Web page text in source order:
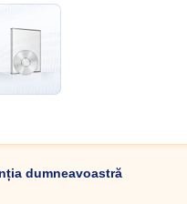
dumneavoastră